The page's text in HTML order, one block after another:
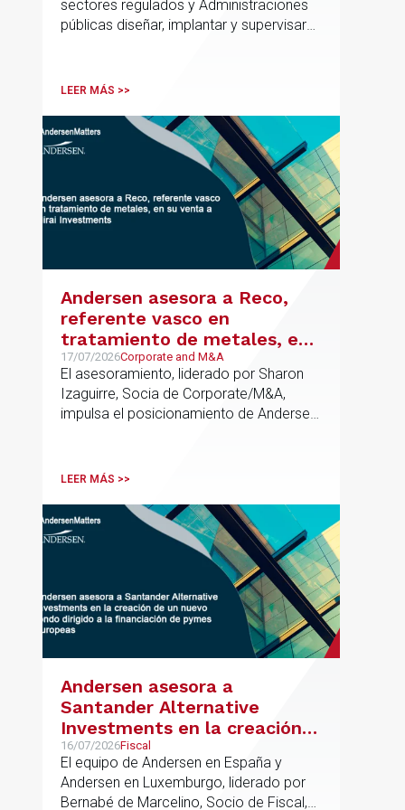
sectores regulados y Administraciones
públicas diseñar, implantar y supervisar
cumplimiento normativo desde el origen.
metodología propia de gestión de
riesgos de IA y se alinea con la
estrategia española de IA soberana
articulada en torno a ALIA.
LEER MÁS >>
Andersen asesora a Reco,
referente vasco en
tratamiento de metales, en
su venta a Mirai Investments
17/07/2026Corporate and M&A
El asesoramiento, liderado por Sharon
Izaguirre, Socia de Corporate/M&A,
impulsa el posicionamiento de Andersen
procesos estratégicos de M&A
LEER MÁS >>
Andersen asesora a
Santander Alternative
Investments en la creación
de un nuevo fondo dirigido a
la financiación de pymes
europeas
16/07/2026Fiscal
El equipo de Andersen en España y
Andersen en Luxemburgo, liderado por
Bernabé de Marcelino, Socio de Fiscal,